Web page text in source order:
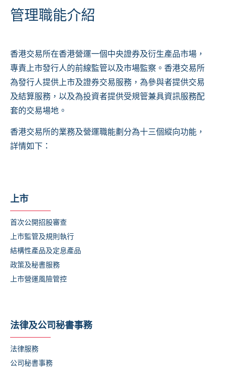
管理職能介紹
香港交易所在香港營運一個中央證券及衍生產品市場，
專責上市發行人的前線監管以及市場監察。香港交易所
為發行人提供上市及證券交易服務，為參與者提供交易
及結算服務，以及為投資者提供受規管兼具資訊服務配
套的交易場地。
香港交易所的業務及營運職能劃分為十三個縱向功能，
詳情如下：
上市
首次公開招股審查
上市監管及規則執行
結構性產品及定息產品
政策及秘書服務
上市營運風險管控
法律及公司秘書事務
法律服務
公司秘書事務